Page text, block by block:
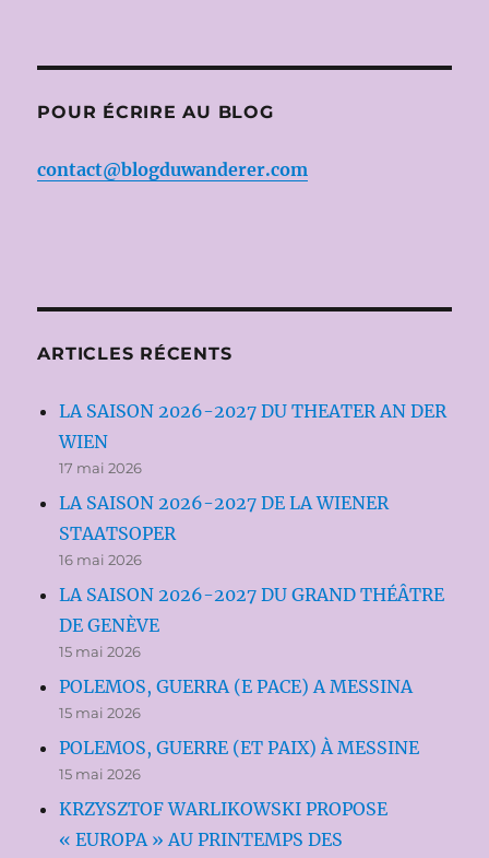
POUR ÉCRIRE AU BLOG
contact@blogduwanderer.com
ARTICLES RÉCENTS
LA SAISON 2026-2027 DU THEATER AN DER
WIEN
17 mai 2026
LA SAISON 2026-2027 DE LA WIENER
STAATSOPER
16 mai 2026
LA SAISON 2026-2027 DU GRAND THÉÂTRE
DE GENÈVE
15 mai 2026
POLEMOS, GUERRA (E PACE) A MESSINA
15 mai 2026
POLEMOS, GUERRE (ET PAIX) À MESSINE
15 mai 2026
KRZYSZTOF WARLIKOWSKI PROPOSE
« EUROPA » AU PRINTEMPS DES